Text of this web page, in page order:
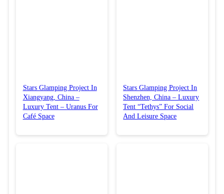
Stars Glamping Project In
Xiangyang, China –
Luxury Tent – Uranus For
Café Space
Stars Glamping Project In
Shenzhen, China – Luxury
Tent “Tethys” For Social
And Leisure Space